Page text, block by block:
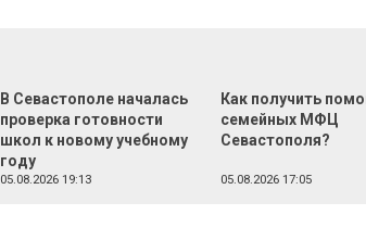
В Севастополе началась
проверка готовности
школ к новому учебному
году
05.08.2026 19:13
Как получить
семейных МФЦ
Севастополя?
05.08.2026 17:05